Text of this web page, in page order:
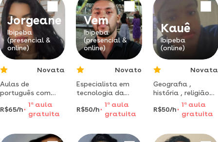
Jorgeane
Ibipeba
(presencial &
online)
Novata
Aulas de
português com
foco em leitura,
compreensão de
texto e produção
R$65/h
1 aaula
gratuita
Vem
Ibipeba
(presencial &
online)
Novato
Especialista em
tecnologia da
segurança oferece
treinamento
prático para quem
mercado com
R$50/h
1 a aula
gratuita
Kauê
Ibipeba
(online)
Novata
Geografia ,
história , religião
aulas totalmente
online para todos
é aqui clique para
R$50/h
1 aaula
gratuita